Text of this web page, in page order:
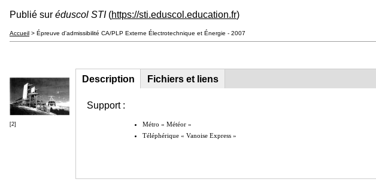
Publié sur éduscol STI(https://sti.eduscol.education.fr)
Accueil > Épreuve d'admissibilité CA/PLP Externe Électrotechnique et Énergie - 2007
[2]
Groupe principal
Description (onglet
actif)
Fichiers et liens
Support :
Métro « Météor »
Téléphérique « Vanoise Express »